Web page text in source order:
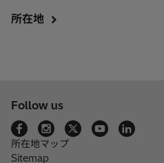
所在地
Follow us
所在地マップ
Sitemap